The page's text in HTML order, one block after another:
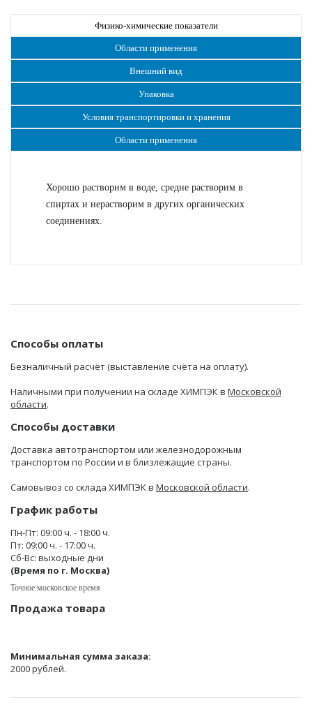
Физико-химические показатели
Области применения
Внешний вид
Упаковка
Условия транспортировки и хранения
Области применения
Хорошо растворим в воде, средне растворим в
спиртах и нерастворим в других органических
соединениях.
Способы оплаты
Безналичный расчёт (выставление счёта на оплату).
Наличными при получении на складе ХИМПЭК в Московской
области.
Способы доставки
Доставка автотранспортом или железнодорожным
транспортом по России и в близлежащие страны.
Самовывоз со склада ХИМПЭК в Московской области.
График работы
Пн-Пт: 09:00 ч. - 18:00 ч.
Пт: 09:00 ч. - 17:00 ч.
Сб-Вс: выходные дни
(Время по г. Москва)
Точное московское время
Продажа товара
Минимальная сумма заказа:
2000 рублей.